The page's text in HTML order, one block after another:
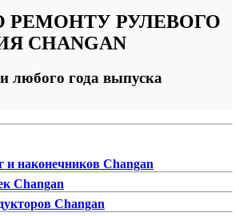
РЕМОНТУ РУЛЕВОГО
CHANGAN
любого года выпуска
и наконечников Changan
Changan
Changan